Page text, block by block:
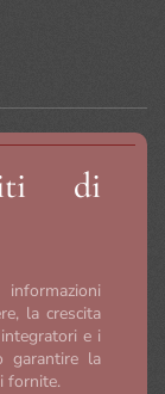
di
la crescita
e i
garantire la
fornite.